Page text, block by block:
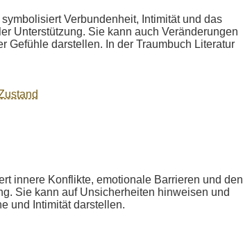
Verbundenheit, Intimität und das
Unterstützung. Sie kann auch Veränderungen
Gefühle darstellen. In der Traumbuch Literatur
innere Konflikte, emotionale Barrieren und den
Sie kann auf Unsicherheiten hinweisen und
und Intimität darstellen.